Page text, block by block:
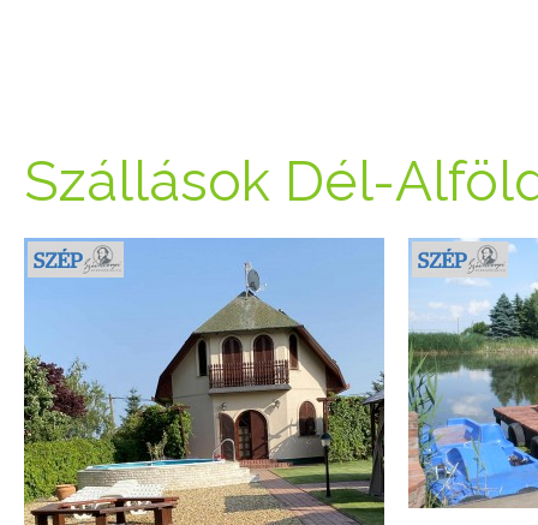
Szállások Dél-